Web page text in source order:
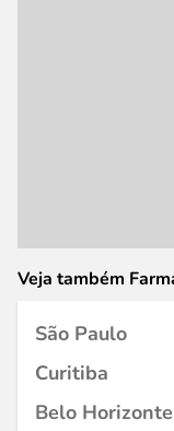
Veja também
São Paulo
Curitiba
Belo Horizonte